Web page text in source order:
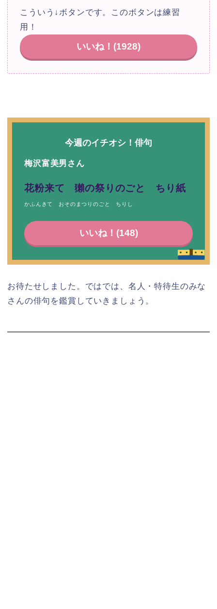
こういう ↓ボタンです。このボタンは練習
用！
いいね！(1928)
今週のイチオシ！俳句
梅沢富美男さん
花粉来て 獺の祭りのごと ちり紙
かふんきて おそのまつりのごと ちりし
いいね！(148)
お待たせしました。ではでは、名人・特待生のみな
さんの俳句を鑑賞していきましょう。